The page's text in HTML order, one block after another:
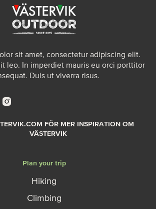
sit amet, consectetur adipiscing elit.
leo. In imperdiet mauris eu orci porttitor
Duis ut viverra risus.
FÖR MER INSPIRATION OM
VÄSTERVIK
Plan your trip
Hiking
Climbing